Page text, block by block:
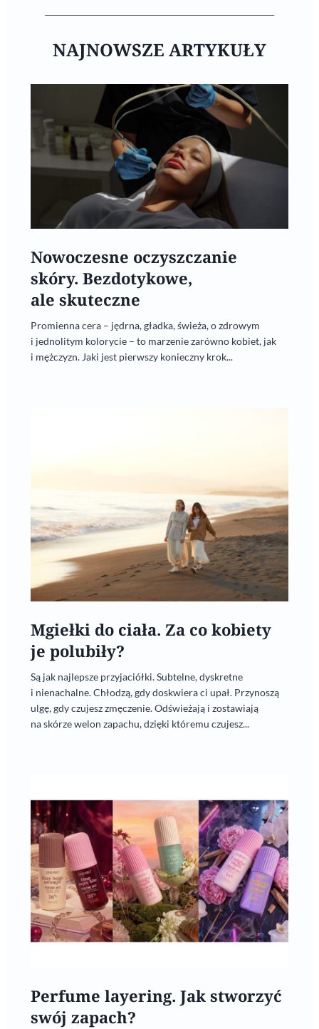
NAJNOWSZE ARTYKUŁY
Nowoczesne oczyszczanie
skóry. Bezdotykowe,
ale skuteczne
Promienna cera – jędrna, gładka, świeża, o zdrowym
i jednolitym kolorycie – to marzenie zarówno kobiet, jak
i mężczyzn. Jaki jest pierwszy konieczny krok...
Mgiełki do ciała. Za co kobiety
je polubiły?
Są jak najlepsze przyjaciółki. Subtelne, dyskretne
i nienachalne. Chłodzą, gdy doskwiera ci upał. Przynoszą
ulgę, gdy czujesz zmęczenie. Odświeżają i zostawiają
na skórze welon zapachu, dzięki któremu czujesz...
Perfume layering. Jak stworzyć
swój zapach?